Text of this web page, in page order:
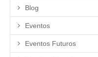
Blog
Eventos
Eventos Futuros